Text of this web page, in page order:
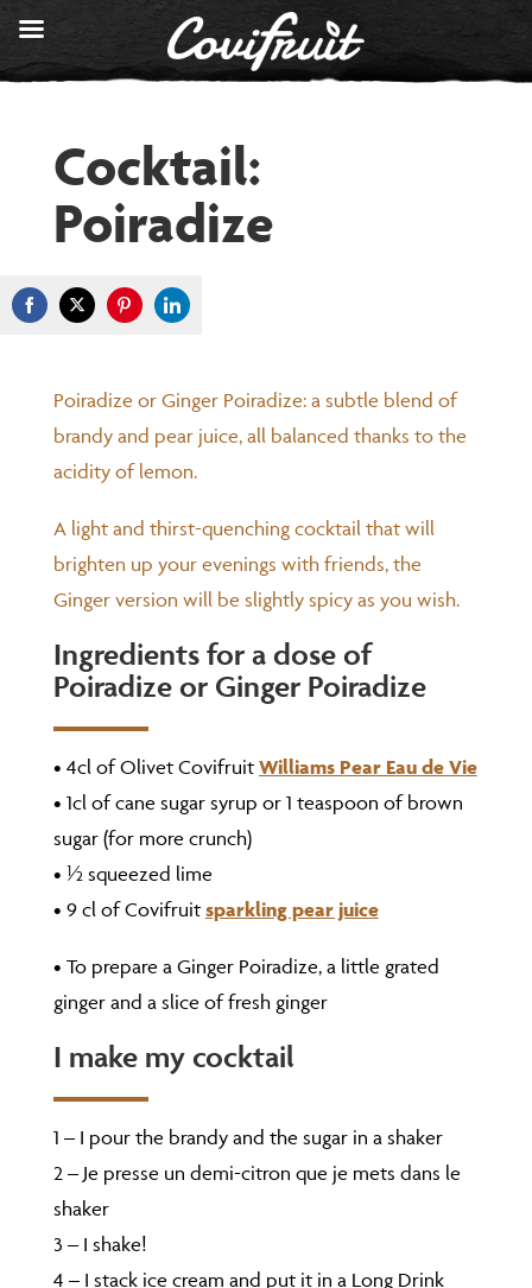
Cocktail:
Poiradize
Facebook
TwitterPinterestLinkedIn
Poiradize or Ginger Poiradize: a subtle blend of
brandy and pear juice, all balanced thanks to the
acidity of lemon.
A light and thirst-quenching cocktail that will
brighten up your evenings with friends, the
Ginger version will be slightly spicy as you wish.
Ingredients for a dose of
Poiradize or Ginger Poiradize
• 4cl of Olivet Covifruit Williams Pear Eau de Vie
• 1cl of cane sugar syrup or 1 teaspoon of brown
sugar (for more crunch)
• ½ squeezed lime
• 9 cl of Covifruit sparkling pear juice
• To prepare a Ginger Poiradize, a little grated
ginger and a slice of fresh ginger
I make my cocktail
1 – I pour the brandy and the sugar in a shaker
2 – Je presse un demi-citron que je mets dans le
shaker
3 – I shake!
4 – I stack ice cream and put it in a Long Drink